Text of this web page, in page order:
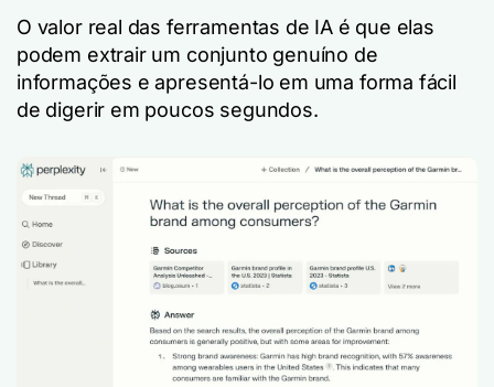
O valor real das ferramentas de IA é que elas
podem extrair um conjunto genuíno de
informações e apresentá-lo em uma forma fácil
de digerir em poucos segundos.